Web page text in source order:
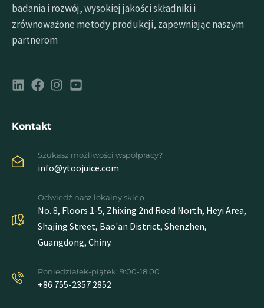
badania i rozwój, wysokiej jakości składniki i
zrównoważone metody produkcji, zapewniając naszym
partnerom
Kontakt
Szukasz możliwości współpracy?
info@ytoojuice.com
Odwiedź nasz lokalny sklep
No. 8, Floors 1-5, Zhixing 2nd Road North, Heyi Area,
Shajing Street, Bao'an District, Shenzhen,
Guangdong, Chiny.
Poniedziałek-piątek: 9:00-18:00
+86 755-2357 2852